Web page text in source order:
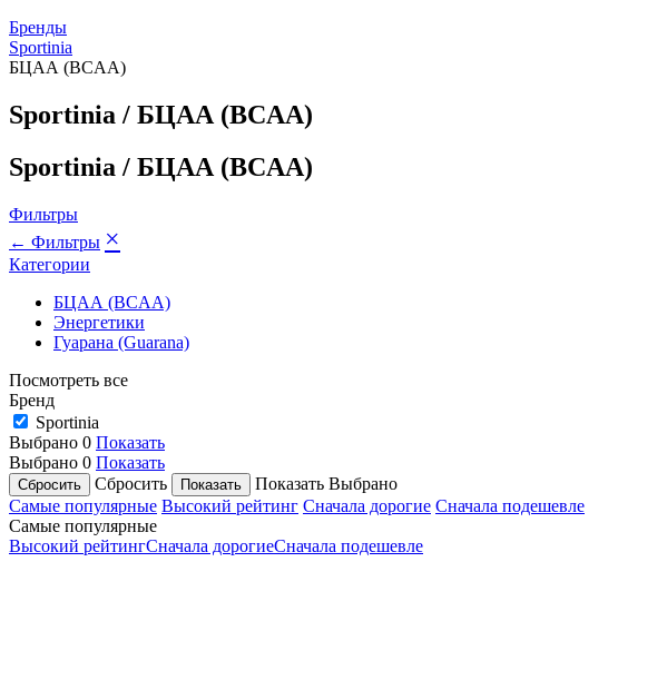
Бренды
Sportinia
БЦАА (BCAA)
Sportinia / БЦАА (BCAA)
Sportinia / БЦАА (BCAA)
Фильтры
← Фильтры ×
Категории
БЦАА (BCAA)
Энергетики
Гуарана (Guarana)
Посмотреть все
Бренд
Sportinia
Выбрано 0 Показать
Выбрано 0 Показать
Сбросить
Показать Выбрано
Самые популярные Высокий рейтинг Сначала дорогие Сначала подешевле
Самые популярные
Высокий рейтингСначала дорогиеСначала подешевле